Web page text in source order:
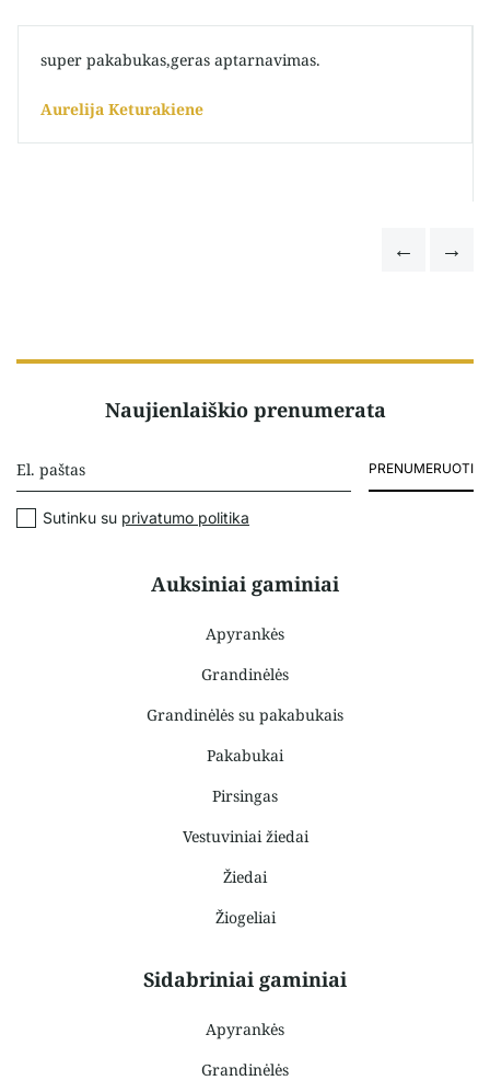
super pakabukas,geras aptarnavimas.
Aurelija Keturakiene
Auksiniai gaminiai
Apyrankės
Grandinėlės
Grandinėlės su pakabukais
Pakabukai
Pirsingas
Vestuviniai žiedai
Žiedai
Žiogeliai
Sidabriniai gaminiai
Apyrankės
Grandinėlės
Naujienlaiškio prenumerata
PRENUMERUOTI
Sutinku su privatumo politika